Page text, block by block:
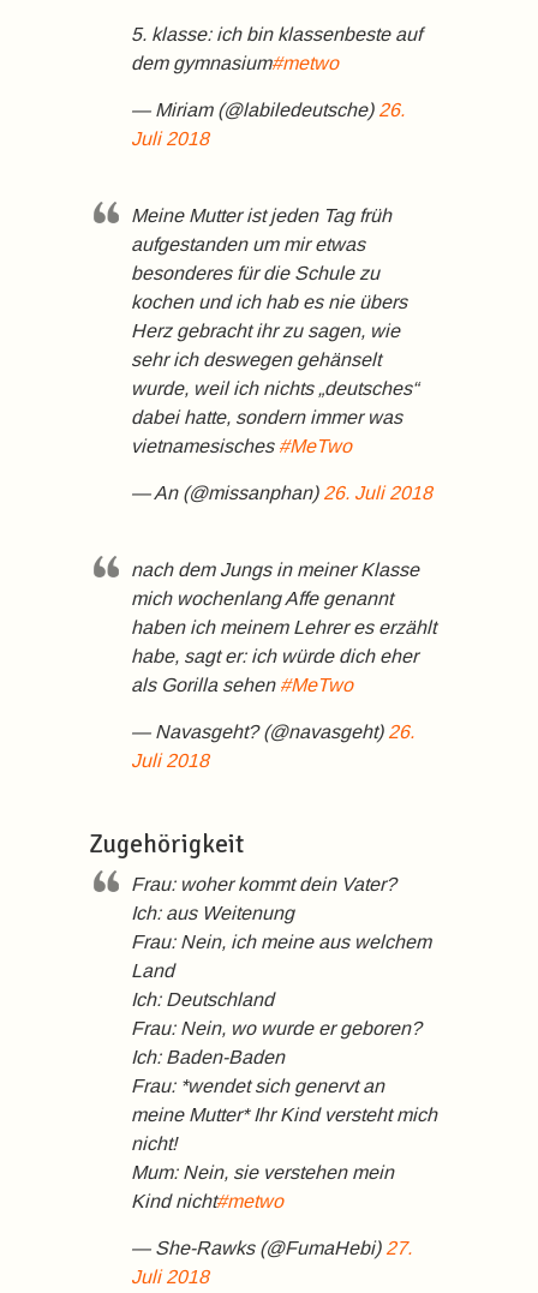
5. klasse: ich bin klassenbeste auf
dem gymnasium#metwo
— Miriam (@labiledeutsche) 26.
Juli 2018
Meine Mutter ist jeden Tag früh
aufgestanden um mir etwas
besonderes für die Schule zu
kochen und ich hab es nie übers
Herz gebracht ihr zu sagen, wie
sehr ich deswegen gehänselt
wurde, weil ich nichts „deutsches“
dabei hatte, sondern immer was
vietnamesisches #MeTwo
— An (@missanphan) 26. Juli 2018
nach dem Jungs in meiner Klasse
mich wochenlang Affe genannt
haben ich meinem Lehrer es erzählt
habe, sagt er: ich würde dich eher
als Gorilla sehen #MeTwo
— Navasgeht? (@navasgeht) 26.
Juli 2018
Zugehörigkeit
Frau: woher kommt dein Vater?
Ich: aus Weitenung
Frau: Nein, ich meine aus welchem
Land
Ich: Deutschland
Frau: Nein, wo wurde er geboren?
Ich: Baden-Baden
Frau: *wendet sich genervt an
meine Mutter* Ihr Kind versteht mich
nicht!
Mum: Nein, sie verstehen mein
Kind nicht#metwo
— She-Rawks (@FumaHebi) 27.
Juli 2018